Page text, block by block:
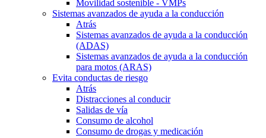
Movilidad sostenible - VMPs
Sistemas avanzados de ayuda a la conducción
Atrás
Sistemas avanzados de ayuda a la conducción
(ADAS)
Sistemas avanzados de ayuda a la conducción
para motos (ARAS)
Evita conductas de riesgo
Atrás
Distracciones al conducir
Salidas de vía
Consumo de alcohol
Consumo de drogas y medicación